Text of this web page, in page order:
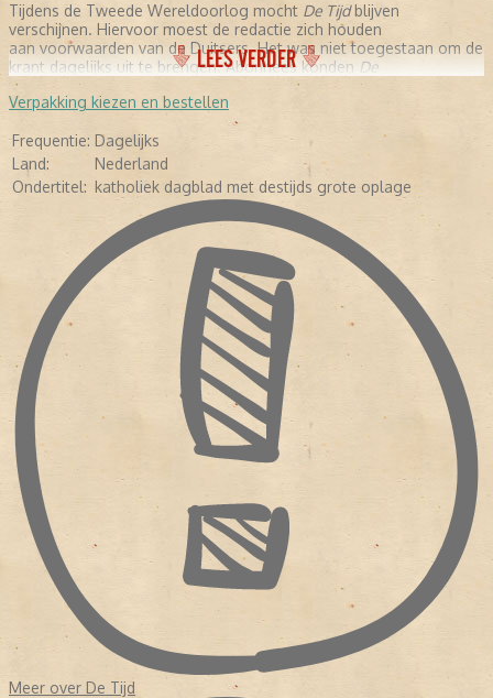
Tijdens de Tweede Wereldoorlog mocht De Tijdblijven
verschijnen. Hiervoor moest de redactie zich houden
aan voorwaarden van de Duitsers. Het was niet toegestaan om de
krant dagelijks uit te brengen. Abonnees konden De
Tijd
gedurende de oorlogsjaren slechts een keer per week lezen.
Evenals veel andere kranten kreeg ook De Tijd
financiële problemen. Er werd besloten om zogenaamde
'kopbladen' uit te geven, waaronderNieuwe Haarlemse
Kennemer DagbladenHet Nieuwe Dagblad
tijden bleven aanhouden. In 1959 fusserdeDe Tijd
. De kopbladen gingen in 1965 samen verder onder
Nieuwe Dag.Nog geen twee jaar later (in 1967) ging
De Nieuwe
op inDe Tijd
. Het lukte maar niet om nieuwe abonnees te
trekken. De bestaande abonnees zegden hun lidmaatschap op.
NIEUWE WEG
De redacteuren van De Tijd staken de hoofden bij elkaar. Met een
nieuwe formule wilden ze de krant voor de lezers aantrekkelijker
maken. Er werd meer opiniërend geschreven. Vanaf 6 september
1974 verscheen
dan ook als een (opinie)weekblad. Het
weekblad heeft nog zestien jaar bestaan voordat het doek op 7
september 1990 definitief viel.
LEES VERDER
Verpakking kiezen en bestellen
Frequentie: Dagelijks
Land:
Nederland
Ondertitel: katholiek dagblad met destijds grote oplage
Meer over De Tijd